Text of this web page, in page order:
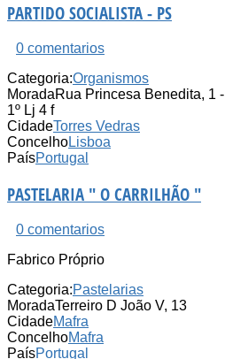
PARTIDO SOCIALISTA - PS
0 comentarios
Categoria:Organismos
MoradaRua Princesa Benedita, 1 -
1º Lj 4 f
CidadeTorres Vedras
ConcelhoLisboa
PaísPortugal
PASTELARIA " O CARRILHÃO "
0 comentarios
Fabrico Próprio
Categoria:Pastelarias
MoradaTerreiro D João V, 13
CidadeMafra
ConcelhoMafra
PaísPortugal